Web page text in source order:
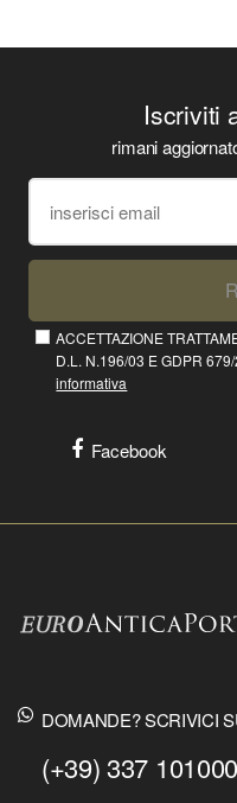
Iscriviti
rimani
ACCETTAZIONE
D.L. N.196/03 E GDPR
informativa
Facebook
DOMANDE? SCRIVICI
(+39) 337